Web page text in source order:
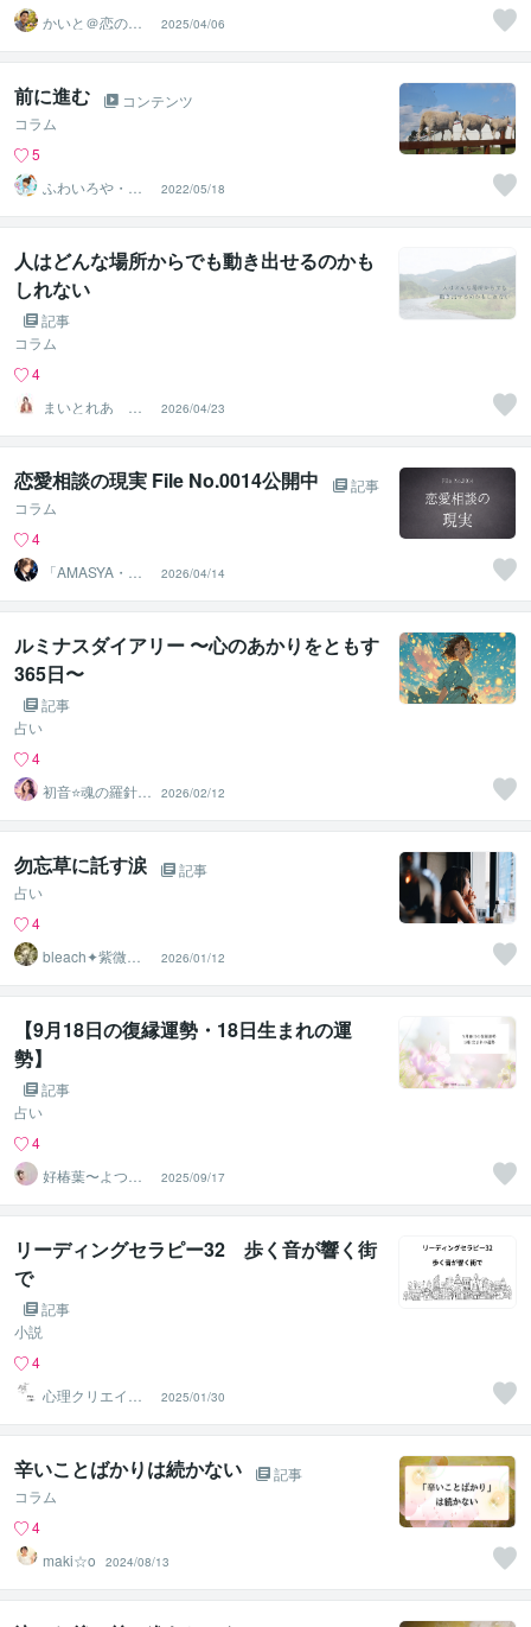
かいと＠恋の悩
みに寄り添うカ
ウンセラー
2025/04/06
前に進む
コンテンツ
コラム
5
ふわいろや・薄
毛、抜け毛専門
美容師
2022/05/18
人はどんな場所からでも動き出せるのかも
しれない
記事
コラム
4
まいとれあ 蓉
己（ようこ）
2026/04/23
恋愛相談の現実 File No.0014公開中
記事
コラム
4
「AMASYA・ま
2026/04/14
ルミナスダイアリー 〜心のあかりをともす
365日〜
記事
占い
4
初音⭐️魂の羅針盤
ルミナススター
鑑定
2026/02/12
勿忘草に託す涙
記事
占い
4
bleach✦紫微斗
2026/01/12
【9月18日の復縁運勢・18日生まれの運
勢】
記事
占い
4
好椿葉〜よつ
ば〜
2025/09/17
リーディングセラピー32 歩く音が響く街
で
記事
小説
4
心理クリエイタ
ーHikarI
2025/01/30
辛いことばかりは続かない
記事
コラム
4
maki☆o
2024/08/13